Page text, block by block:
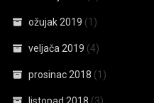
ožujak 2019 (1)
veljača 2019 (4)
prosinac 2018 (1)
listopad 2018 (3)